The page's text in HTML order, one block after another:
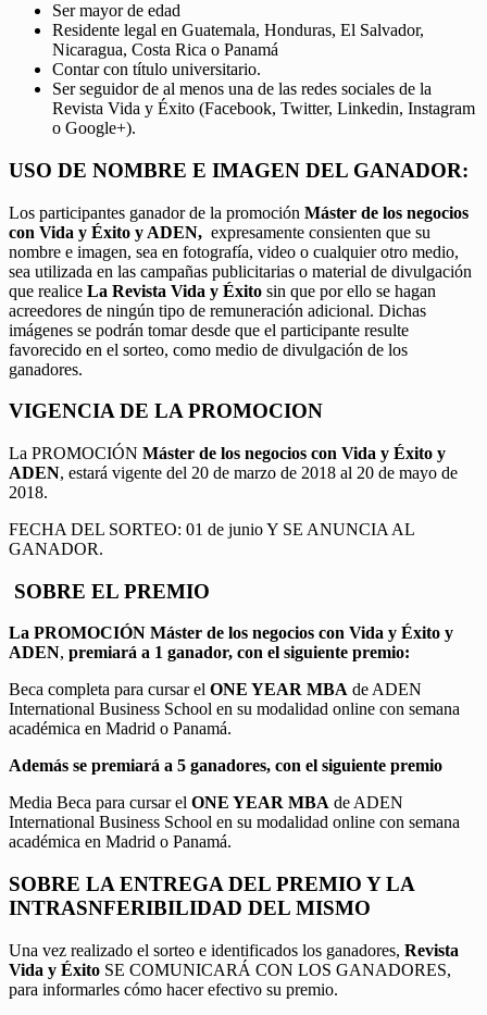
Ser mayor de edad
Residente legal en Guatemala, Honduras, El Salvador,
Nicaragua, Costa Rica o Panamá
Contar con título universitario.
Ser seguidor de al menos una de las redes sociales de la
Revista Vida y Éxito (Facebook, Twitter, Linkedin, Instagram
o Google+).
USO DE NOMBRE E IMAGEN DEL GANADOR:
Los participantes ganador de la promoción Máster de los negocios
con Vida y Éxito y ADEN, expresamente consienten que su
nombre e imagen, sea en fotografía, video o cualquier otro medio,
sea utilizada en las campañas publicitarias o material de divulgación
que realice La Revista Vida y Éxito sin que por ello se hagan
acreedores de ningún tipo de remuneración adicional. Dichas
imágenes se podrán tomar desde que el participante resulte
favorecido en el sorteo, como medio de divulgación de los
ganadores.
VIGENCIA DE LA PROMOCION
La PROMOCIÓN Máster de los negocios con Vida y Éxito y
ADEN, estará vigente del 20 de marzo de 2018 al 20 de mayo de
2018.
FECHA DEL SORTEO: 01 de junio Y SE ANUNCIA AL
GANADOR.
SOBRE EL PREMIO
La PROMOCIÓN Máster de los negocios con Vida y Éxito y
ADEN, premiará a 1 ganador, con el siguiente premio:
Beca completa para cursar el ONE YEAR MBA de ADEN
International Business School en su modalidad online con semana
académica en Madrid o Panamá.
Además se premiará a 5 ganadores, con el siguiente premio
Media Beca para cursar el ONE YEAR MBA de ADEN
International Business School en su modalidad online con semana
académica en Madrid o Panamá.
SOBRE LA ENTREGA DEL PREMIO Y LA
INTRASNFERIBILIDAD DEL MISMO
Una vez realizado el sorteo e identificados los ganadores, Revista
Vida y Éxito SE COMUNICARÁ CON LOS GANADORES,
para informarles cómo hacer efectivo su premio.